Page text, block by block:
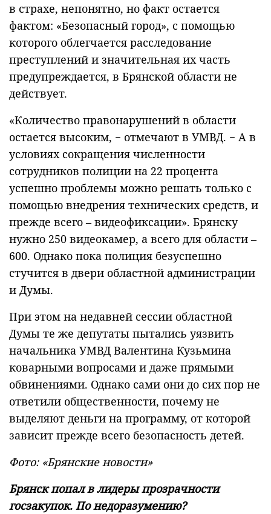
в страхе, непонятно, но факт остается
фактом: «Безопасный город», с помощью
которого облегчается расследование
преступлений и значительная их часть
предупреждается, в Брянской области не
действует.
«Количество правонарушений в области
остается высоким, − отмечают в УМВД. − А в
условиях сокращения численности
сотрудников полиции на 22 процента
успешно проблемы можно решать только с
помощью внедрения технических средств, и
прежде всего – видеофиксации». Брянску
нужно 250 видеокамер, а всего для области –
600. Однако пока полиция безуспешно
стучится в двери областной администрации
и Думы.
При этом на недавней сессии областной
Думы те же депутаты пытались уязвить
начальника УМВД Валентина Кузьмина
коварными вопросами и даже прямыми
обвинениями. Однако сами они до сих пор не
ответили общественности, почему не
выделяют деньги на программу, от которой
зависит прежде всего безопасность детей.
Фото: «Брянские новости»
Брянск попал в лидеры прозрачности
госзакупок. По недоразумению?